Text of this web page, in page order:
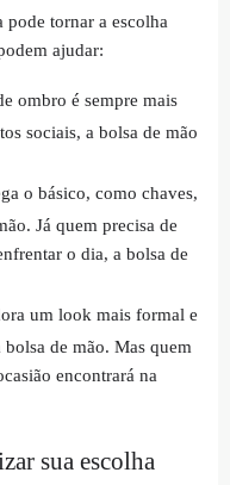
pode tornar a escolha
ajudar:
ombro é sempre mais
sociais, a bolsa de mão
o básico, como chaves,
Já quem precisa de
o dia, a bolsa de
um look mais formal e
de mão. Mas quem
encontrará na
sua escolha